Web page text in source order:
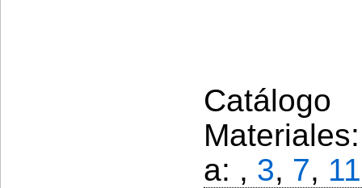
a: , 3, 7, 11